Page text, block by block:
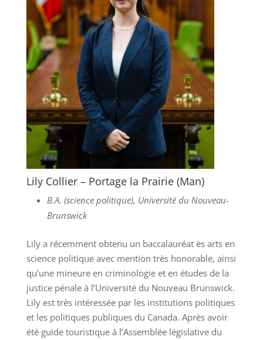
Lily Collier – Portage la Prairie (Man)
B.A. (science politique), Université du Nouveau-
Brunswick
Lily a récemment obtenu un baccalauréat ès arts en
science politique avec mention très honorable, ainsi
qu’une mineure en criminologie et en études de la
justice pénale à l’Université du Nouveau Brunswick.
Lily est très intéressée par les institutions politiques
et les politiques publiques du Canada. Après avoir
été guide touristique à l’Assemblée législative du